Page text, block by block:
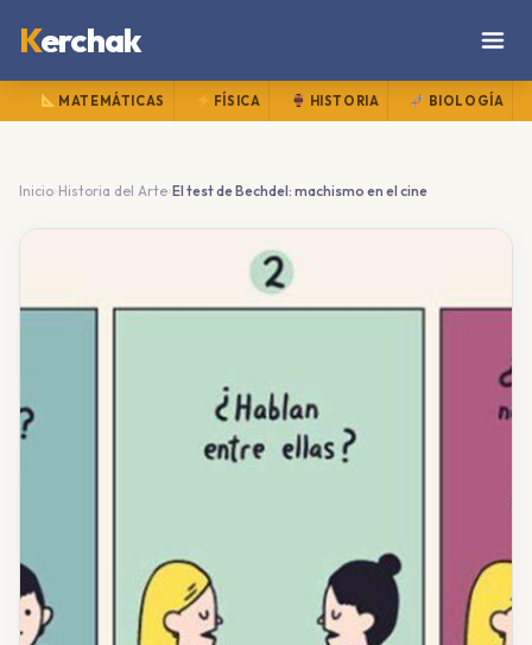
Kerchak
MATEMÁTICAS FÍSICA HISTORIA BIOLOGÍA
Inicio›Historia del Arte›El test de Bechdel: machismo en el cine